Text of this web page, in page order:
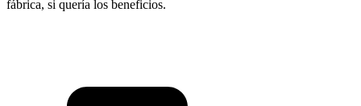
fábrica, si quería los beneficios.